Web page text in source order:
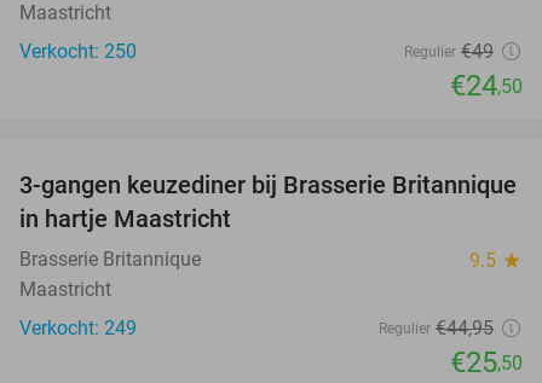
Maastricht
Verkocht: 250
Regulier €49
€24,50
43%
3-gangen keuzediner bij Brasserie Britannique
in hartje Maastricht
Brasserie Britannique 9.5 star
Maastricht
Verkocht: 249
Regulier €44,95
€25,50